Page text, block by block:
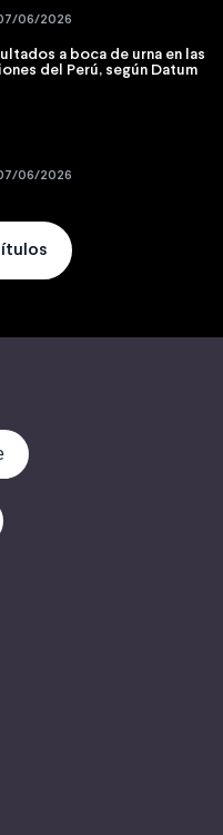
06/2026
a boca de urna en las
del Perú, según Datum
06/2026